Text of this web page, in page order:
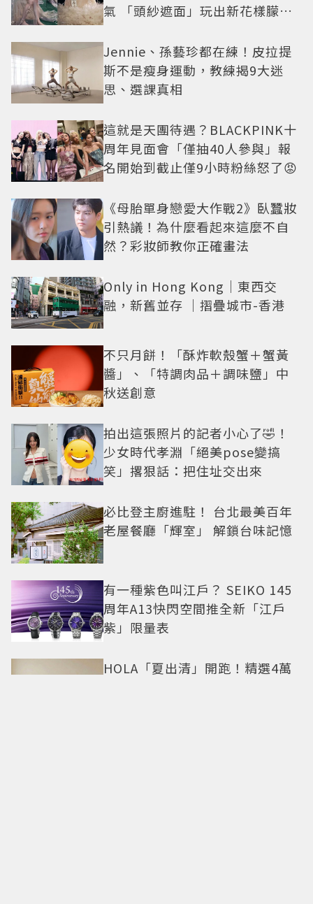
氣 「頭紗遮面」玩出新花樣朦朧
Jennie、孫藝珍都在練！皮拉提
斯不是瘦身運動，教練揭9大迷
思、選課真相
這就是天團待遇？BLACKPINK十
周年見面會「僅抽40人參與」報
名開始到截止僅9小時粉絲怒了😡
《母胎單身戀愛大作戰2》臥蠶妝
引熱議！為什麼看起來這麼不自
然？彩妝師教你正確畫法
Only in Hong Kong｜東西交
融，新舊並存 ｜摺疊城市-香港
不只月餅！「酥炸軟殼蟹＋蟹黃
醬」、「特調肉品＋調味鹽」中
秋送創意
拍出這張照片的記者小心了🤣！
少女時代孝淵「絕美pose變搞
笑」撂狠話：把住址交出來
必比登主廚進駐！ 台北最美百年
老屋餐廳「輝室」 解鎖台味記憶
有一種紫色叫江戶？ SEIKO 145
周年A13快閃空間推全新「江戶
紫」限量表
HOLA「夏出清」開跑！精選4萬